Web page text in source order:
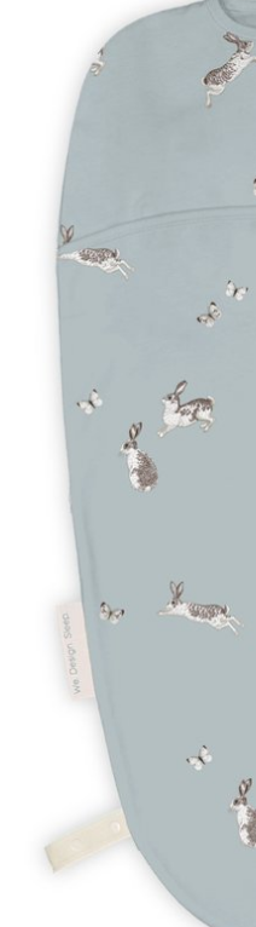
4,6
Bunnies
49.95
Laat je baby rustig en
Puckababy Piep
baby’s van 0 tot 3
katoen met een TOG-
blijven veilig in het
zichzelf minder snel
niet strak en ideaal als
inbakeren. Met